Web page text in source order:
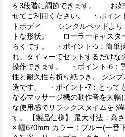
を3段階に調節できます。 お好
せてご利用ください。 ・ポイン
トボディ シングルベッドより
トな形状。 ローラーキャスタ
らくです。 ・ポイント-5：簡
れ、タイマーでセットするだけな
操作できます。 ・ポイント-6
性と耐久性も折り紙つき。 シン
造です。 ・ポイント-7：とっ
なるマッサージ機の動作音を大
な使用感でリラックスタイムを 満
す。 【製品仕様】 最大寸法：高
× 幅670mm カラー：ブルー(一番